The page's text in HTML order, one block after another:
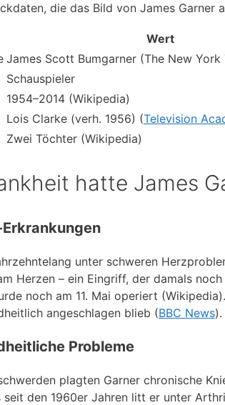
die das Bild von James Garner
Wert
James Scott Bumgarner (The New York
Schauspieler
1954–2014 (Wikipedia)
Lois Clarke (verh. 1956) (Television
Zwei Töchter (Wikipedia)
hatte James
unter schweren
Herzen – ein Eingriff, der damals
noch am 11. Mai operiert
angeschlagen blieb (BBC News).
Probleme
plagten Garner chronische
seit den 1960er Jahren litt er unter